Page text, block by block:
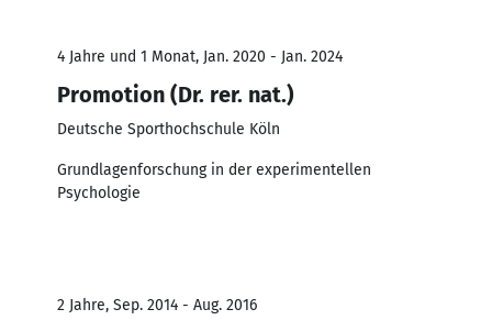
4 Jahre und 1 Monat, Jan. 2020 - Jan. 2024
Promotion (Dr. rer. nat.)
Deutsche Sporthochschule Köln
Grundlagenforschung in der experimentellen
Psychologie
2 Jahre, Sep. 2014 - Aug. 2016